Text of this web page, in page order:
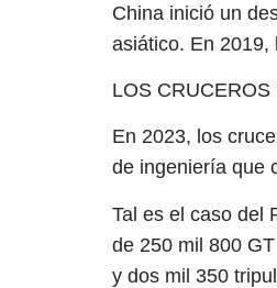
China inició un
asiático. En 2019,
LOS
En 2023, los
de ingeniería que
Tal es el caso del
de 250 mil 800
y dos mil 350